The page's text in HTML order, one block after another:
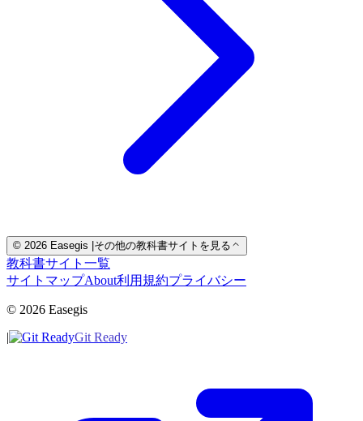
© 2026 Easegis その他の教科書サイトを見る
教科書サイト一覧
サイトマップAbout利用規約プライバシー
© 2026 Easegis
|
Git Ready